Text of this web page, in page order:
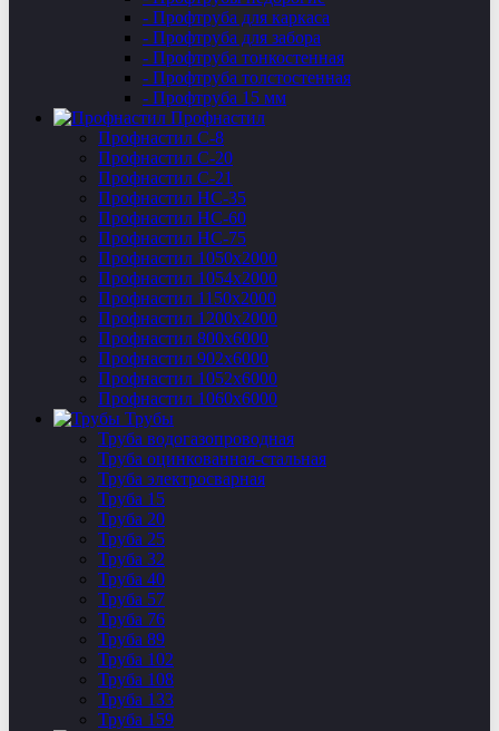
- Профтруба для каркаса
- Профтруба для забора
- Профтруба тонкостенная
- Профтруба толстостенная
- Профтруба 15 мм
Профнастил
Профнастил C-8
Профнастил С-20
Профнастил C-21
Профнастил НС-35
Профнастил НС-60
Профнастил НС-75
Профнастил 1050х2000
Профнастил 1054х2000
Профнастил 1150х2000
Профнастил 1200х2000
Профнастил 800х6000
Профнастил 902х6000
Профнастил 1052х6000
Профнастил 1060х6000
Трубы
Труба водогазопроводная
Труба оцинкованная-стальная
Труба электросварная
Труба 15
Труба 20
Труба 25
Труба 32
Труба 40
Труба 57
Труба 76
Труба 89
Труба 102
Труба 108
Труба 133
Труба 159